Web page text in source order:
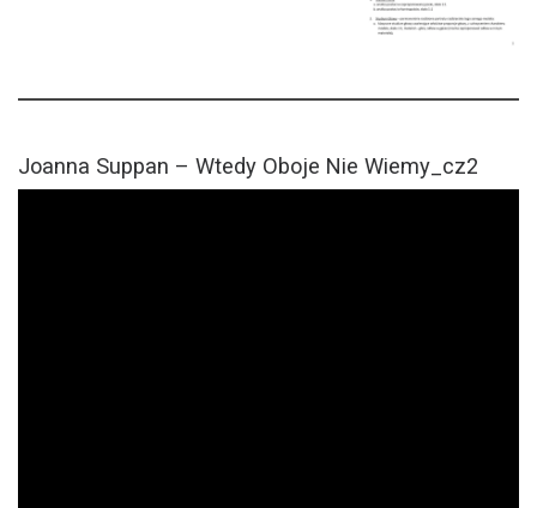
Joanna Suppan – Wtedy Oboje Nie Wiemy_cz2